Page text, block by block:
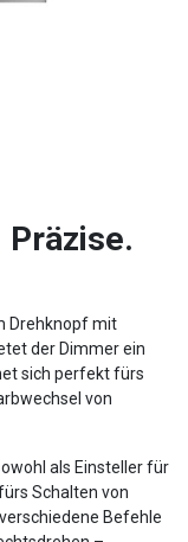
Präzise.
Drehknopf mit
der Dimmer ein
sich perfekt fürs
von
als Einsteller für
Schalten von
Befehle